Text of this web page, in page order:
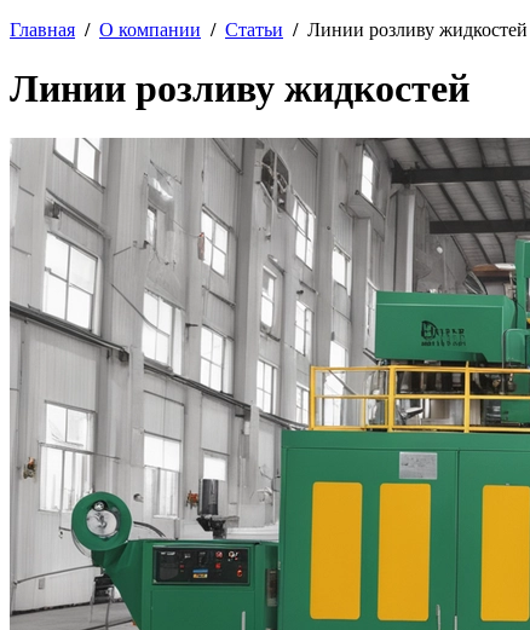
Главная / О компании / Статьи / Линии розливу жидкостей
Линии розливу жидкостей